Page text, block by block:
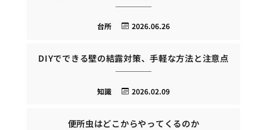
2026.06.26
台所
DIYでできる壁の結露対策、手軽な方法と注意点
2026.02.09
知識
便所虫はどこからやってくるのか